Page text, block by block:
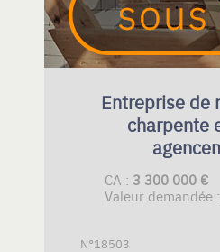
Entreprise de
charpente
CA : 3 300 000 €
Valeur demandée :
N°18503